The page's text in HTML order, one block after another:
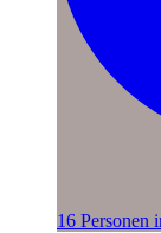
16 Personen